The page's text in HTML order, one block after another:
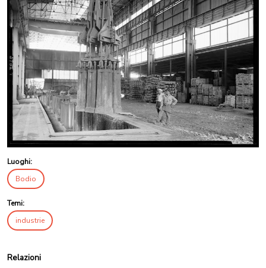
Luoghi:
Bodio
Temi:
industrie
Relazioni